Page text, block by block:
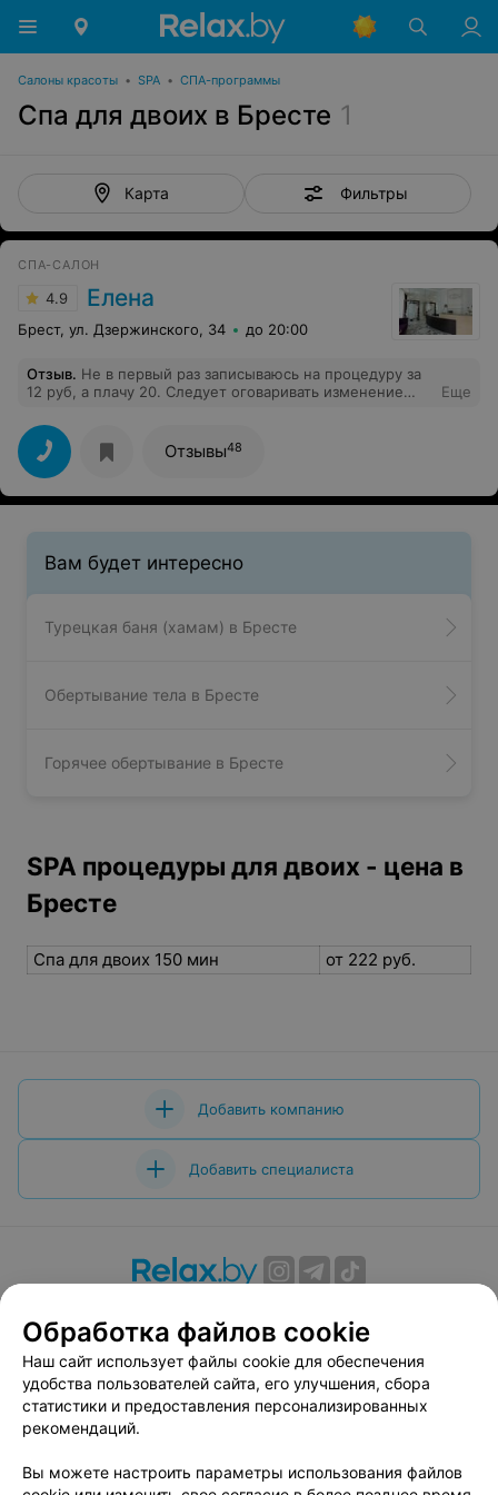
Салоны красоты • SPA • СПА-программы
Спа для двоих в Бресте 1
Карта Фильтры
СПА-САЛОН
4.9 Елена
Брест, ул. Дзержинского, 34 до 20:00
Отзыв. Не в первый раз записываюсь на процедуру за
12 руб, а плачу 20. Следует оговаривать изменение
Еще
Отзывы48
Вам будет интересно
Турецкая баня (хамам) в Бресте
Обертывание тела в Бресте
Горячее обертывание в Бресте
SPA процедуры для двоих - цена в
Бресте
Спа для двоих 150 мин от 222 руб.
Добавить компанию
Добавить специалиста
Вакансии
Публичный договор
Способы оплаты
Публичный договор по использованию сервиса
«Афиша»
Пользовательское соглашение
Связаться по вопросам сотрудничества
Обработка файлов cookie
Наш сайт использует файлы cookie для обеспечения
удобства пользователей сайта, его улучшения, сбора
статистики и предоставления персонализированных
рекомендаций.
Вы можете настроить параметры использования файлов